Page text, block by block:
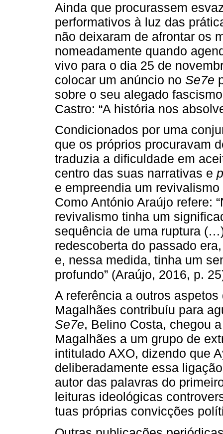
Ainda que procurassem
performativos à luz das
não deixaram de afrontar os
nomeadamente quando
vivo para o dia 25 de
colocar um anúncio no Se7e
sobre o seu alegado
Castro: “A história nos
Condicionados por uma
que os próprios procuravam
traduzia a dificuldade em
centro das suas narrativas e
e empreendia um
Como António Araújo refere:
revivalismo tinha um
sequência de uma ruptura
redescoberta do passado
e, nessa medida, tinha um
profundo” (Araújo, 2016, p.
A referência a outros
Magalhães contribuíu para
Se7e, Belino Costa, chegou
Magalhães a um grupo de
intitulado AXO, dizendo que
deliberadamente essa
autor das palavras do
leituras ideológicas
tuas próprias convicções